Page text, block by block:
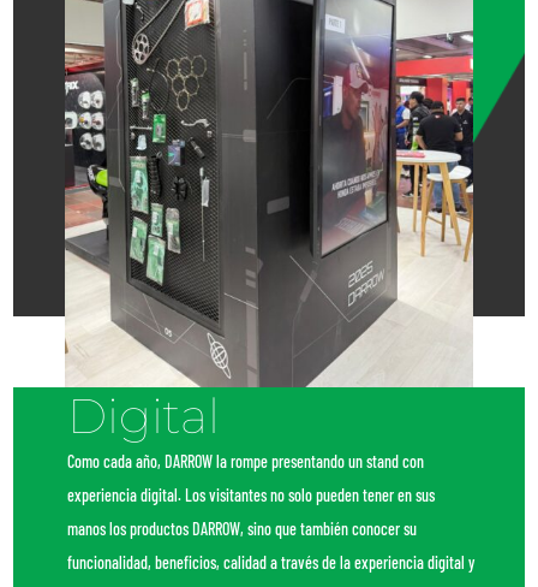
Digital
Como cada año, DARROW la rompe presentando un stand con
experiencia digital. Los visitantes no solo pueden tener en sus
manos los productos DARROW, sino que también conocer su
funcionalidad, beneficios, calidad a través de la experiencia digital y